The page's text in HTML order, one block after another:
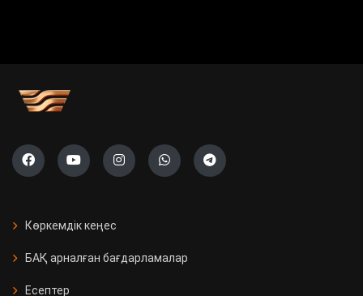
Көркемдік кеңес
БАҚ арналған бағдарламалар
Есептер